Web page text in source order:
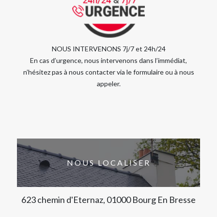
NOUS INTERVENONS 7j/7 et 24h/24
En cas d’urgence, nous intervenons dans l’immédiat,
n’hésitez pas à nous contacter via le formulaire ou à nous
appeler.
NOUS LOCALISER
623 chemin d'Eternaz, 01000 Bourg En Bresse